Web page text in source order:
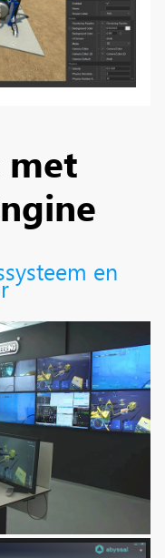
met
en